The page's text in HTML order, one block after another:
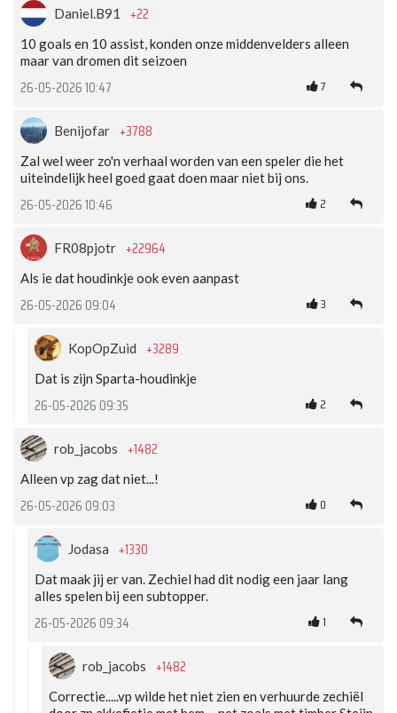
Daniel.B91 +22
10 goals en 10 assist, konden onze middenvelders alleen
maar van dromen dit seizoen
26-05-2026 10:47 7
Benijofar +3788
Zal wel weer zo'n verhaal worden van een speler die het
uiteindelijk heel goed gaat doen maar niet bij ons.
26-05-2026 10:46 2
FR08pjotr +22964
Als ie dat houdinkje ook even aanpast
26-05-2026 09:04 3
KopOpZuid +3289
Dat is zijn Sparta-houdinkje
26-05-2026 09:35 2
rob_jacobs +1482
Alleen vp zag dat niet...!
26-05-2026 09:03 0
Jodasa +1330
Dat maak jij er van. Zechiel had dit nodig een jaar lang
alles spelen bij een subtopper.
26-05-2026 09:34 1
rob_jacobs +1482
Correctie.....vp wilde het niet zien en verhuurde zechiël